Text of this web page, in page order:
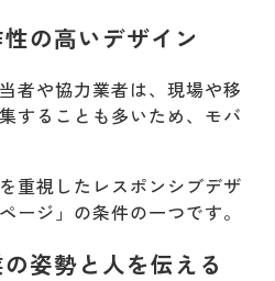
の高いデザイン
者や協力業者は、現場や移
することも多いため、モバ
重視したレスポンシブデザ
ージ」の条件の一つです。
姿勢と人を伝える